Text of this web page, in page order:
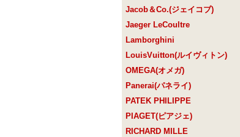
Jacob＆Co.(ジェイコブ)
Jaeger LeCoultre
Lamborghini
LouisVuitton(ルイヴィトン)
OMEGA(オメガ)
Panerai(パネライ)
PATEK PHILIPPE
PIAGET(ピアジェ)
RICHARD MILLE